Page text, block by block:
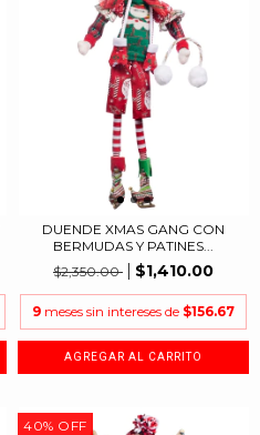
DUENDE XMAS GANG CON
BERMUDAS Y PATINES...
$2,350.00
$1,410.00
9 meses sin intereses de $156.67
40% OFF